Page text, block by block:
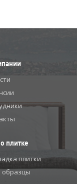
плитке
плитки
образцы